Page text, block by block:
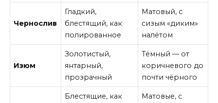
Чернослив
Гладкий,
блестящий, как
полированное
Матовый, с
сизым «диким»
налётом
Изюм
Золотистый,
янтарный,
прозрачный
Тёмный — от
коричневого до
почти чёрного
Блестящие, как
Матовые, с